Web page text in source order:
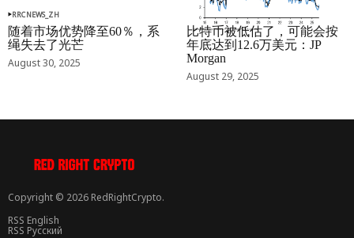
RRCNEWS_ZH
随着市场优势降至60％，系
绳失去了光芒
August 30, 2025
RRCNEWS_ZH
比特币被低估了，可能会按
年底达到12.6万美元：JP
Morgan
August 29, 2025
Copyright © 2026 RedRightCrypto.
RSS English
RSS Русский